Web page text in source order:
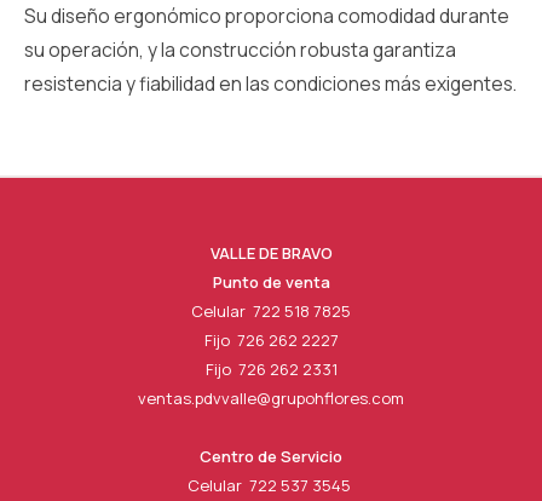
Su diseño ergonómico proporciona comodidad durante
su operación, y la construcción robusta garantiza
resistencia y fiabilidad en las condiciones más exigentes.
VALLE DE BRAVO
Punto de venta
Celular 722 518 7825
Fijo 726 262 2227
Fijo 726 262 2331
ventas.pdvvalle@grupohflores.com
Centro de Servicio
Celular 722 537 3545